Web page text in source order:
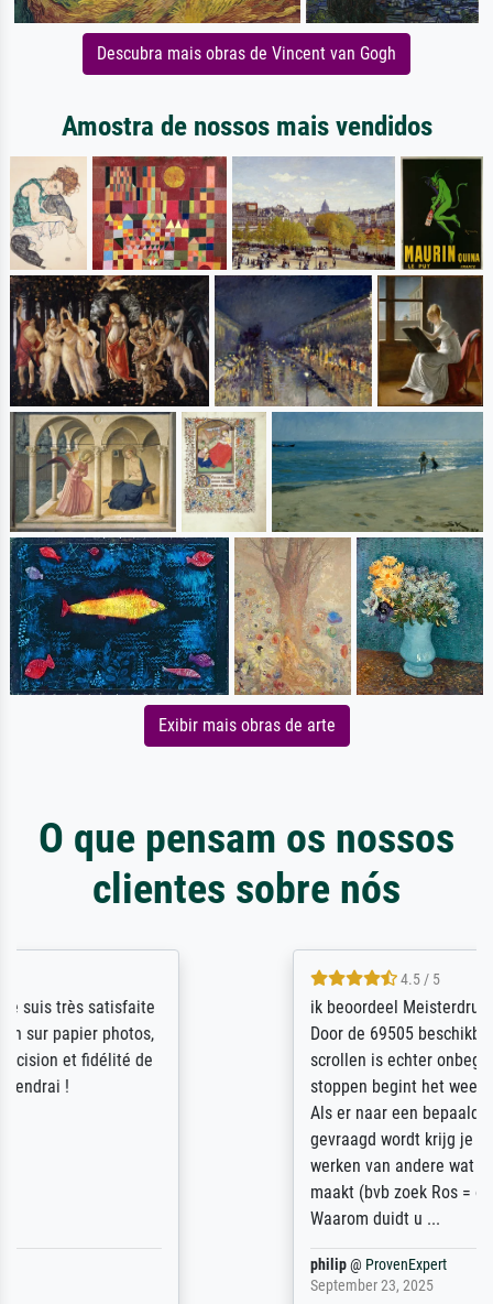
Descubra mais obras de Vincent van Gogh
Amostra de nossos mais vendidos
Exibir mais obras de arte
O que pensam os nossos
clientes sobre nós
ik beoordeel Meisterdrucke zeer positief.
Door de 69505 beschikbare kunstenaars
scrollen is echter onbegonnen werk (na
stoppen begint het weer van voor af aan).
Als er naar een bepaalde kunstenaar
gevraagd wordt krijg je ook een aantal
werken van andere wat het onoverzichtelijk
maakt (bvb zoek Ros = ook Rops, Rose etc).